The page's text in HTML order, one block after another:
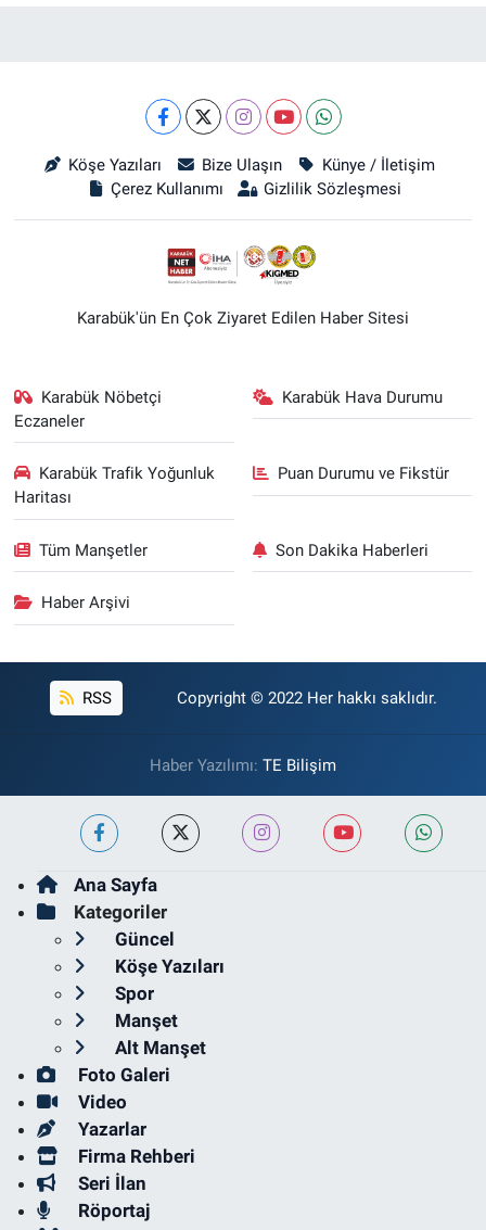
Köşe Yazıları Bize Ulaşın
Künye / İletişim
Çerez Kullanımı
Gizlilik Sözleşmesi
Karabük'ün En Çok Ziyaret Edilen Haber Sitesi
Karabük Nöbetçi
Eczaneler
Karabük Hava Durumu
Karabük Trafik Yoğunluk
Haritası
Puan Durumu ve Fikstür
Tüm Manşetler Son Dakika Haberleri
Haber Arşivi
RSS Copyright © 2022 Her hakkı saklıdır.
Haber Yazılımı: TE Bilişim
Ana Sayfa
Kategoriler
Güncel
Köşe Yazıları
Spor
Manşet
Alt Manşet
Foto Galeri
Video
Yazarlar
Firma Rehberi
Seri İlan
Röportaj